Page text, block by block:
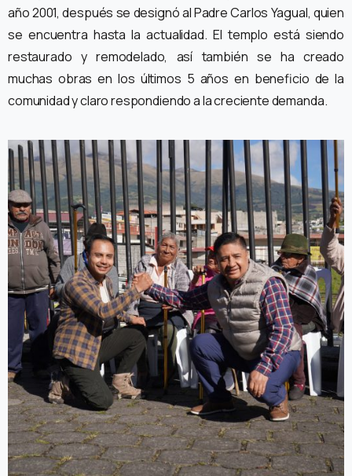
año 2001, después se designó al Padre Carlos Yagual, quien
se encuentra hasta la actualidad. El templo está siendo
restaurado y remodelado, así también se ha creado
muchas obras en los últimos 5 años en beneficio de la
comunidad y claro respondiendo a la creciente demanda.